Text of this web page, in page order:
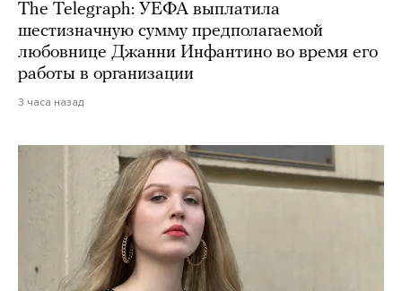
The Telegraph: УЕФА выплатила
шестизначную сумму предполагаемой
любовнице Джанни Инфантино во время его
работы в организации
3 часа назад